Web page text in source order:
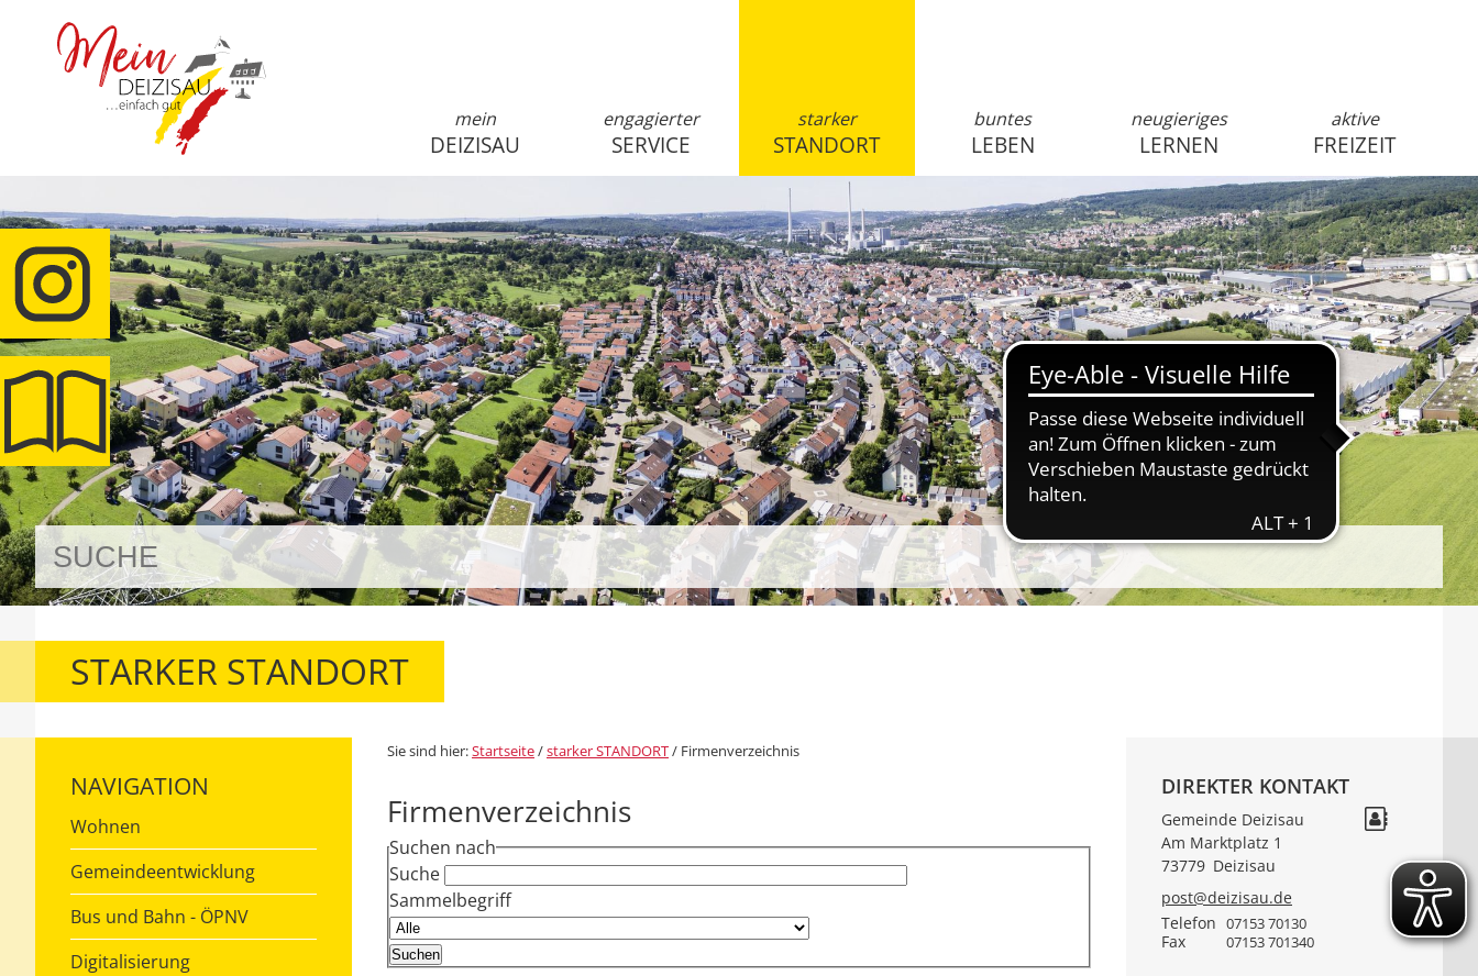
anmelden
mein
DEIZISAU
engagierter
SERVICE
starker
STANDORT
buntes
LEBEN
neugieriges
LERNEN
aktive
FREIZEIT
STARKER STANDORT
NAVIGATION
Wohnen
Gemeindeentwicklung
Bus und Bahn - ÖPNV
Digitalisierung
Sie sind hier:Startseite/starker STANDORT/ Firmenverzeichnis
Firmenverzeichnis
Suchen nach
Suche
Sammelbegriff
DIREKTER KONTAKT
Gemeinde Deizisau
Am Marktplatz 1
73779 Deizisau
post@deizisau.de
Telefon 07153 70130
Fax 07153 701340